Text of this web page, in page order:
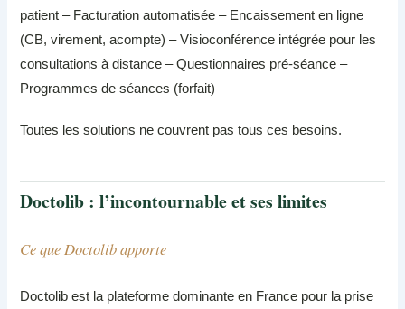
patient – Facturation automatisée – Encaissement en ligne
(CB, virement, acompte) – Visioconférence intégrée pour les
consultations à distance – Questionnaires pré-séance –
Programmes de séances (forfait)
Toutes les solutions ne couvrent pas tous ces besoins.
Doctolib : l’incontournable et ses limites
Ce que Doctolib apporte
Doctolib est la plateforme dominante en France pour la prise